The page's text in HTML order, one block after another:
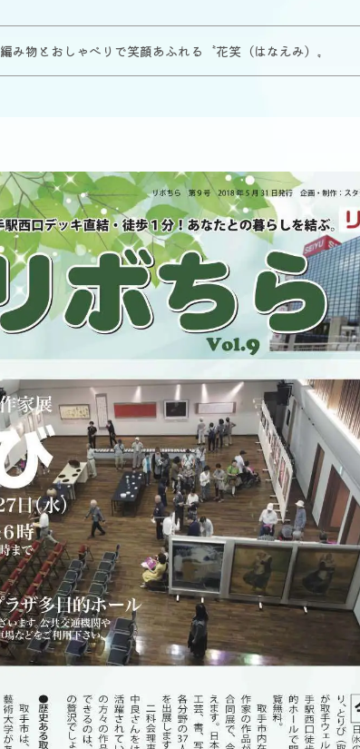
編み物とおしゃべりで笑顔あふれる〝花笑（はなえみ）〟